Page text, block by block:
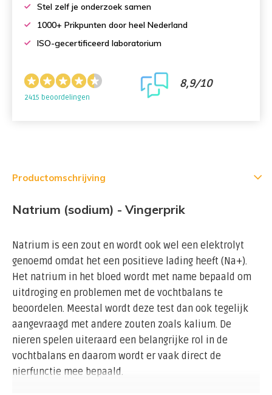
Stel zelf je onderzoek samen
1000+ Prikpunten door heel Nederland
ISO-gecertificeerd laboratorium
2415 beoordelingen
8,9/10
Productomschrijving
Natrium (sodium) - Vingerprik
Natrium is een zout en wordt ook wel een elektrolyt
genoemd omdat het een positieve lading heeft (Na+).
Het natrium in het bloed wordt met name bepaald om
uitdroging en problemen met de vochtbalans te
beoordelen. Meestal wordt deze test dan ook tegelijk
aangevraagd met andere zouten zoals kalium. De
nieren spelen uiteraard een belangrijke rol in de
vochtbalans en daarom wordt er vaak direct de
nierfunctie mee bepaald.